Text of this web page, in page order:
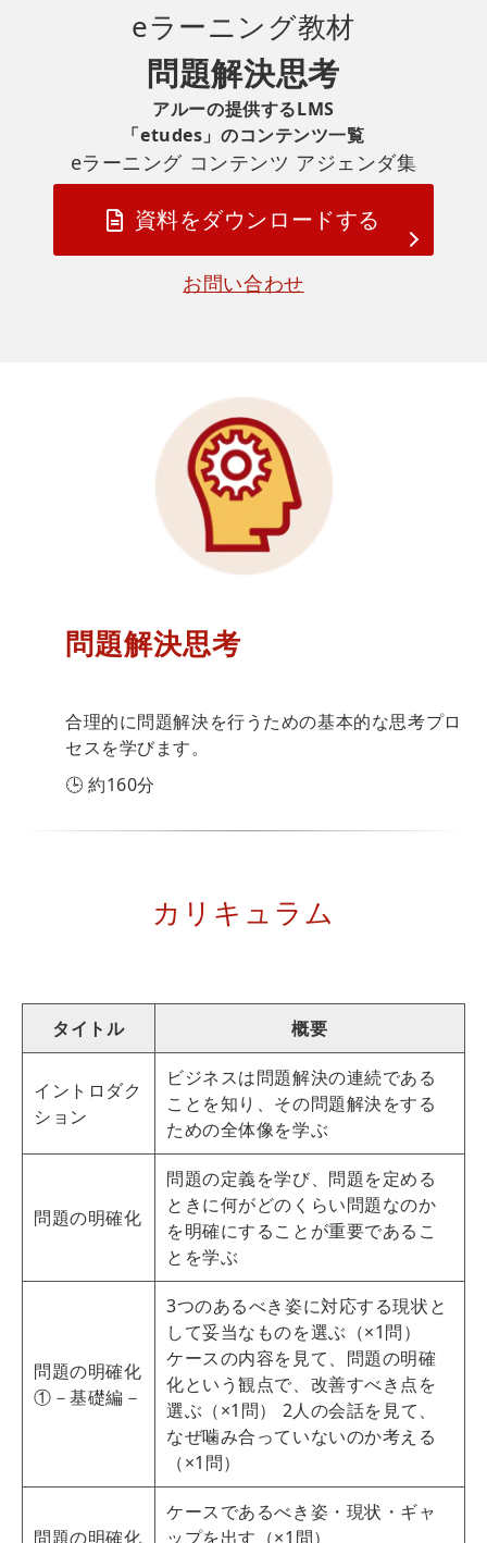
eラーニング教材
問題解決思考
アルーの提供するLMS
「etudes」のコンテンツ一覧
eラーニング コンテンツ アジェンダ集
資料をダウンロードする
お問い合わせ
問題解決思考
合理的に問題解決を行うための基本的な思考プロ
セスを学びます。
🕒 約160分
カリキュラム
タイトル 概要
イントロダク
ション
ビジネスは問題解決の連続である
ことを知り、その問題解決をする
ための全体像を学ぶ
問題の明確化
問題の定義を学び、問題を定める
ときに何がどのくらい問題なのか
を明確にすることが重要であるこ
とを学ぶ
問題の明確化
①－基礎編－
3つのあるべき姿に対応する現状と
して妥当なものを選ぶ（×1問）
ケースの内容を見て、問題の明確
化という観点で、改善すべき点を
選ぶ（×1問） 2人の会話を見て、
なぜ噛み合っていないのか考える
（×1問）
問題の明確化
ケースであるべき姿・現状・ギャ
ップを出す（×1問）